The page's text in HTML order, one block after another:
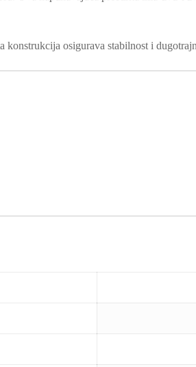
konstrukcija osigurava stabilnost i